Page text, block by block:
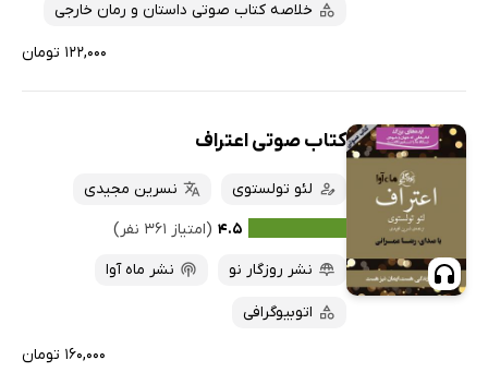
خلاصه کتاب صوتی داستان و رمان خارجی
۱۲۲,۰۰۰ تومان
کتاب صوتی اعتراف
لئو تولستوی
نسرین مجیدی
۴.۵ (امتیاز ۳۶۱ نفر)
نشر روزگار نو
نشر ماه آوا
اتوبیوگرافی
۱۶۰,۰۰۰ تومان